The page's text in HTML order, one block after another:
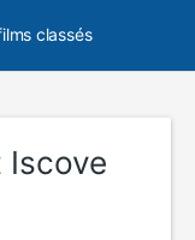
classés
Iscove